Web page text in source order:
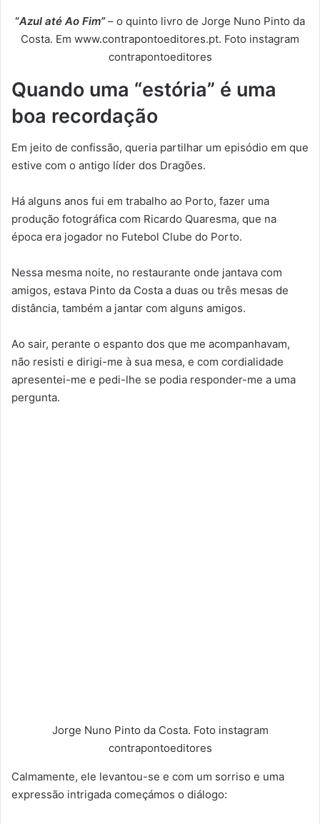
“Azul até Ao Fim”– o quinto livro de Jorge Nuno Pinto da
Costa. Em www.contrapontoeditores.pt. Foto instagram
contrapontoeditores
Quando uma “estória” é uma
boa recordação
Em jeito de confissão, queria partilhar um episódio em que
estive com o antigo líder dos Dragões.
Há alguns anos fui em trabalho ao Porto, fazer uma
produção fotográfica com Ricardo Quaresma, que na
época era jogador no Futebol Clube do Porto.
Nessa mesma noite, no restaurante onde jantava com
amigos, estava Pinto da Costa a duas ou três mesas de
distância, também a jantar com alguns amigos.
Ao sair, perante o espanto dos que me acompanhavam,
não resisti e dirigi-me à sua mesa, e com cordialidade
apresentei-me e pedi-lhe se podia responder-me a uma
pergunta.
Jorge Nuno Pinto da Costa. Foto instagram
contrapontoeditores
Calmamente, ele levantou-se e com um sorriso e uma
expressão intrigada começámos o diálogo: